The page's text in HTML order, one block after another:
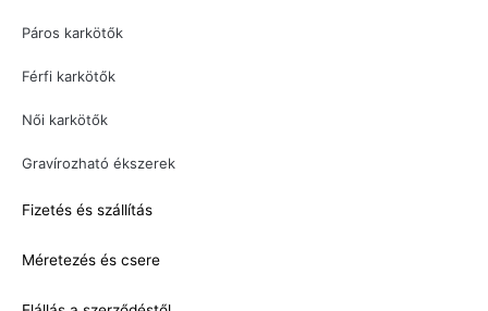
Páros karkötők
Férfi karkötők
Női karkötők
Gravírozható ékszerek
Fizetés és szállítás
Méretezés és csere